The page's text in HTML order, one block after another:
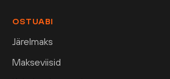
OSTUABI
Järelmaks
Makseviisid